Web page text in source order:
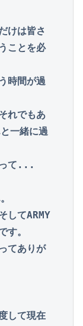
けは皆さ
ことを必
時間が過
れでもあ
一緒に過
って...
してARMY
す。
てありが
して現在